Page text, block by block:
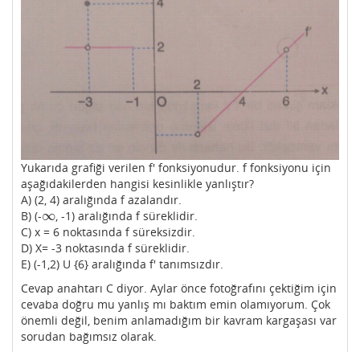
Yukarıda grafiği verilen f' fonksiyonudur. f fonksiyonu için
aşağıdakilerden hangisi kesinlikle yanlıştır?
A) (2, 4) aralığında f azalandır.
B) (-∞
∞ , -1) aralığında f süreklidir.
C) x = 6 noktasında f süreksizdir.
D) X= -3 noktasında f süreklidir.
E) (-1,2) U {6} aralığında f' tanımsızdır.
Cevap anahtarı C diyor. Aylar önce fotoğrafını çektiğim için
cevaba doğru mu yanlış mı baktım emin olamıyorum. Çok
önemli değil, benim anlamadığım bir kavram kargaşası var
sorudan bağımsız olarak.